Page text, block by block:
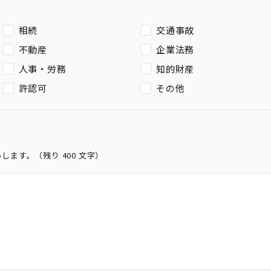
相続
交通事故
不動産
企業法務
人事・労務
知的財産
許認可
その他
ます。（残り 400 文字）